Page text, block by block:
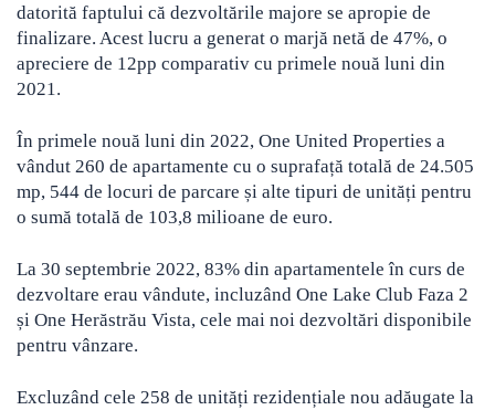
datorită faptului că dezvoltările majore se apropie de
finalizare. Acest lucru a generat o marjă netă de 47%, o
apreciere de 12pp comparativ cu primele nouă luni din
2021.
În primele nouă luni din 2022, One United Properties a
vândut 260 de apartamente cu o suprafață totală de 24.505
mp, 544 de locuri de parcare și alte tipuri de unități pentru
o sumă totală de 103,8 milioane de euro.
La 30 septembrie 2022, 83% din apartamentele în curs de
dezvoltare erau vândute, incluzând One Lake Club Faza 2
și One Herăstrău Vista, cele mai noi dezvoltări disponibile
pentru vânzare.
Excluzând cele 258 de unități rezidențiale nou adăugate la